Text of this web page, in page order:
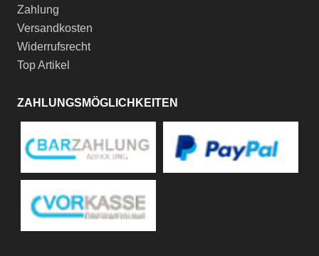
Zahlung
Versandkosten
Widerrufsrecht
Top Artikel
ZAHLUNGSMÖGLICHKEITEN